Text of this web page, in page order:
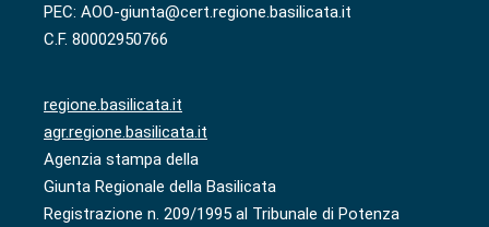
PEC: AOO-giunta@cert.regione.basilicata.it
C.F. 80002950766
regione.basilicata.it
agr.regione.basilicata.it
Agenzia stampa della
Giunta Regionale della Basilicata
Registrazione n. 209/1995 al Tribunale di Potenza